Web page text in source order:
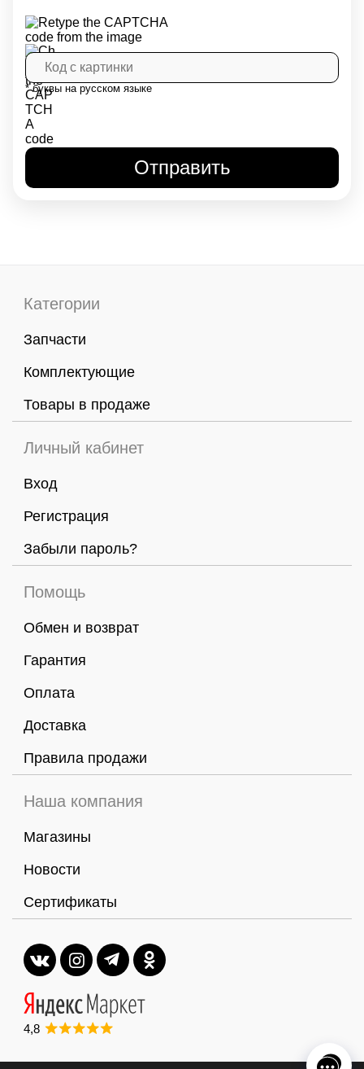
* буквы на русском языке
Категории
Запчасти
Комплектующие
Товары в продаже
Личный кабинет
Вход
Регистрация
Забыли пароль?
Помощь
Обмен и возврат
Гарантия
Оплата
Доставка
Правила продажи
Наша компания
Магазины
Новости
Сертификаты
4,8